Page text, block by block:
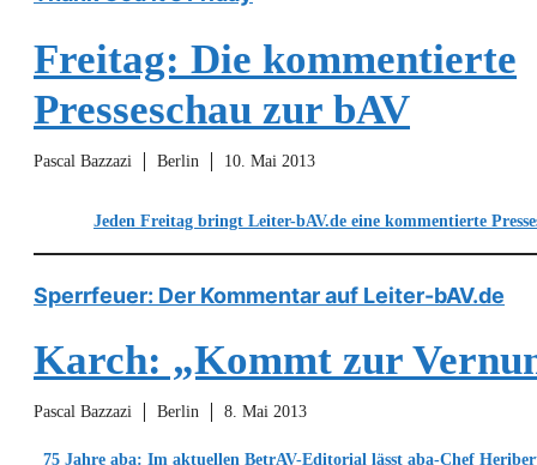
Freitag: Die kommentierte
Presseschau zur bAV
Pascal Bazzazi Berlin 10. Mai 2013
Jeden Freitag bringt Leiter-bAV.de eine kommentierte
Sperrfeuer: Der Kommentar auf Leiter-bAV.de
Karch: „Kommt zur
Pascal Bazzazi Berlin 8. Mai 2013
75 Jahre aba: Im aktuellen BetrAV-Editorial lässt aba-Chef